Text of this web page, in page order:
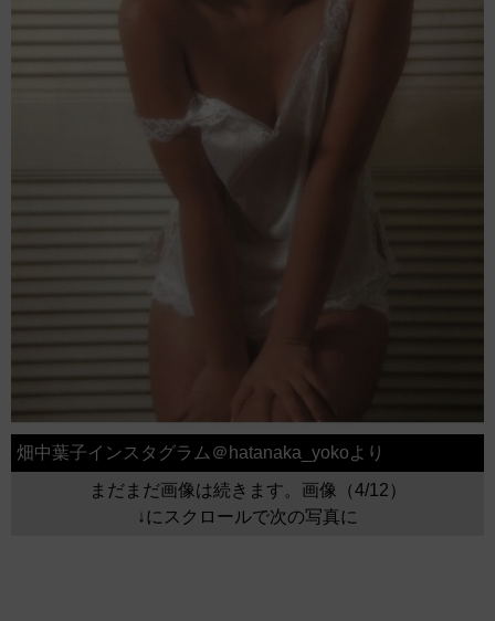
畑中葉子インスタグラム＠hatanaka_yokoより
まだまだ画像は続きます。画像（4/12）
↓にスクロールで次の写真に